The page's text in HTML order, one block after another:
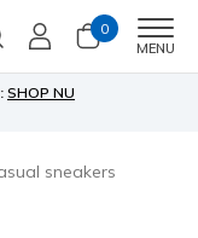
0
MENU
sneakers